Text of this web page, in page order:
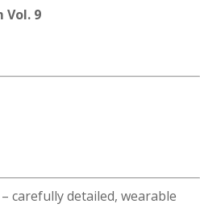
Vol. 9
carefully detailed, wearable